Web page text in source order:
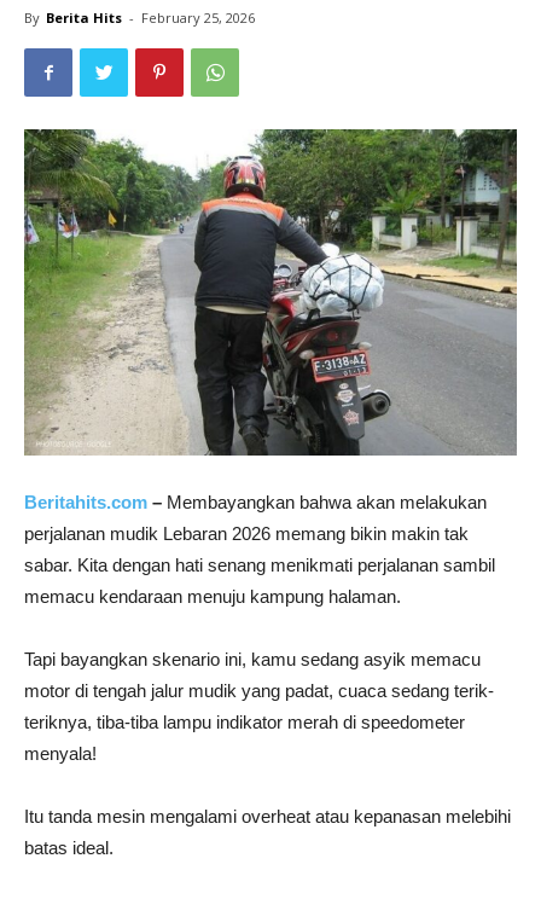
By Berita Hits - February 25, 2026
Beritahits.com – Membayangkan bahwa akan melakukan
perjalanan mudik Lebaran 2026 memang bikin makin tak
sabar. Kita dengan hati senang menikmati perjalanan sambil
memacu kendaraan menuju kampung halaman.
Tapi bayangkan skenario ini, kamu sedang asyik memacu
motor di tengah jalur mudik yang padat, cuaca sedang terik-
teriknya, tiba-tiba lampu indikator merah di speedometer
menyala!
Itu tanda mesin mengalami overheat atau kepanasan melebihi
batas ideal.